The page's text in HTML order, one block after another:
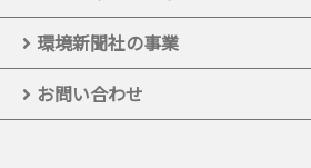
環境新聞社の事業
お問い合わせ